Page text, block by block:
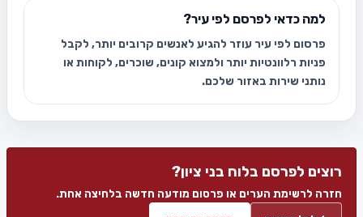
למה כדאי לפרסם לפי עיר?
פרסום לפי עיר עוזר להגיע לאנשים קרובים יותר, לקבל
פניות רלוונטיות יותר ולמצוא קונים, שוכרים, לקוחות או
נותני שירות באזור שלכם.
רוצים לפרסם בלוח בני ציון?
חזרה לרשימת הערים או פרסום מודעה חדשה בלחיצה אחת.